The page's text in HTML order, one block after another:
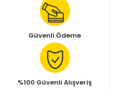
Güvenli Ödeme
%100 Güvenli Alışveriş